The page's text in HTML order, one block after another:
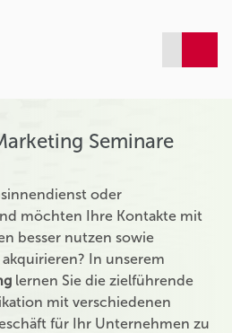
Seminare
oder
möchten Ihre Kontakte mit
besser nutzen sowie
In unserem
lernen Sie die zielführende
mit verschiedenen
für Ihr Unternehmen zu